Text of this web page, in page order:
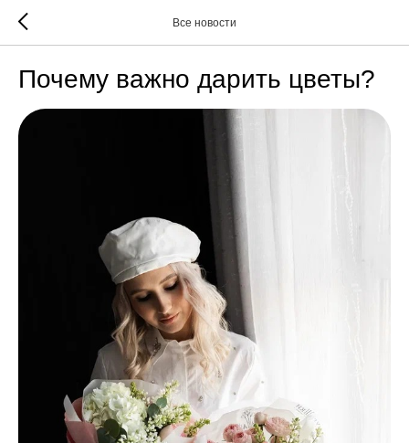
Все новости
Почему важно дарить цветы?